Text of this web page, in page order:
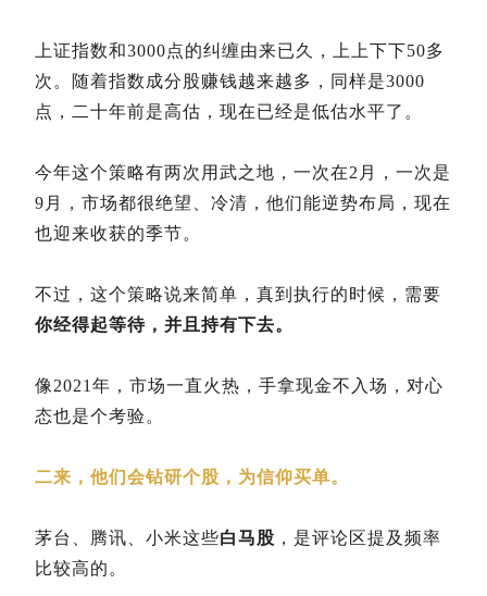
上证指数和3000点的纠缠由来已久，上上下下50多
次。随着指数成分股赚钱越来越多，同样是3000
点，二十年前是高估，现在已经是低估水平了。
今年这个策略有两次用武之地，一次在2月，一次是
9月，市场都很绝望、冷清，他们能逆势布局，现在
也迎来收获的季节。
不过，这个策略说来简单，真到执行的时候，需要
你经得起等待，并且持有下去。
像2021年，市场一直火热，手拿现金不入场，对心
态也是个考验。
二来，他们会钻研个股，为信仰买单。
茅台、腾讯、小米这些白马股 ，是评论区提及频率
比较高的。